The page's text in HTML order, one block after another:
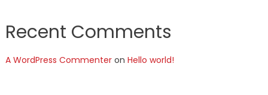
Recent Comments
A WordPress Commenteron Hello world!